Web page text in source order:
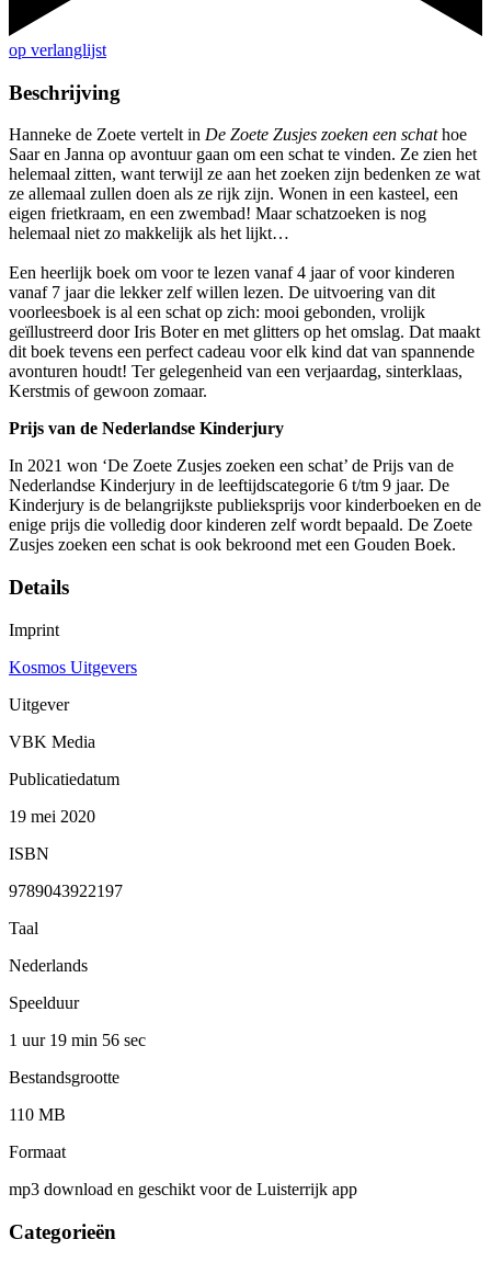
op verlanglijst
Beschrijving
Hanneke de Zoete vertelt in De Zoete Zusjes zoeken een schathoe
Saar en Janna op avontuur gaan om een schat te vinden. Ze zien het
helemaal zitten, want terwijl ze aan het zoeken zijn bedenken ze wat
ze allemaal zullen doen als ze rijk zijn. Wonen in een kasteel, een
eigen frietkraam, en een zwembad! Maar schatzoeken is nog
helemaal niet zo makkelijk als het lijkt…
Een heerlijk boek om voor te lezen vanaf 4 jaar of voor kinderen
vanaf 7 jaar die lekker zelf willen lezen. De uitvoering van dit
voorleesboek is al een schat op zich: mooi gebonden, vrolijk
geïllustreerd door Iris Boter en met glitters op het omslag. Dat maakt
dit boek tevens een perfect cadeau voor elk kind dat van spannende
avonturen houdt! Ter gelegenheid van een verjaardag, sinterklaas,
Kerstmis of gewoon zomaar.
Prijs van de Nederlandse Kinderjury
In 2021 won ‘De Zoete Zusjes zoeken een schat’ de Prijs van de
Nederlandse Kinderjury in de leeftijdscategorie 6 t/tm 9 jaar. De
Kinderjury is de belangrijkste publieksprijs voor kinderboeken en de
enige prijs die volledig door kinderen zelf wordt bepaald. De Zoete
Zusjes zoeken een schat is ook bekroond met een Gouden Boek.
Details
Imprint
Kosmos Uitgevers
Uitgever
VBK Media
Publicatiedatum
19 mei 2020
ISBN
9789043922197
Taal
Nederlands
Speelduur
1 uur 19 min 56 sec
Bestandsgrootte
110 MB
Formaat
mp3 download en geschikt voor de Luisterrijk app
Categorieën